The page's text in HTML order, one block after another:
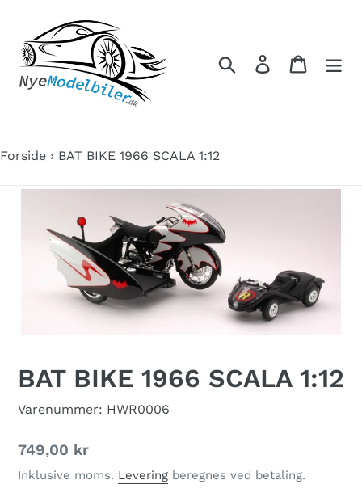
indhold
Søg
Log ind
Forside › BAT BIKE 1966 SCALA 1:12
BAT BIKE 1966 SCALA 1:12
Varenummer: HWR0006
Normalpris
749,00 kr
Inklusive moms. Levering beregnes ved betaling.